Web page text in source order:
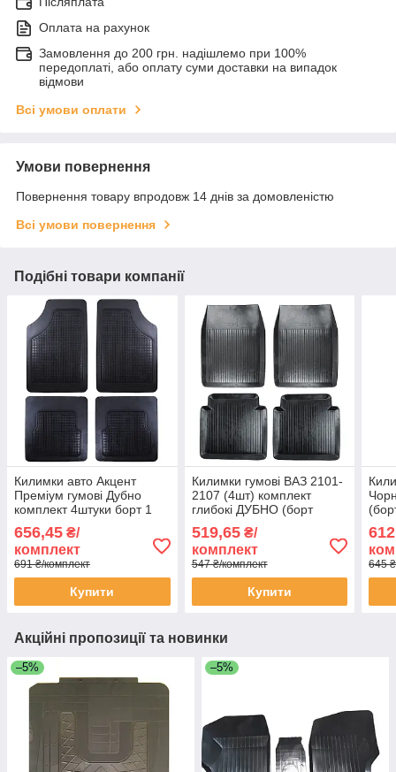
Оплата на рахунок
Замовлення до 200 грн. надішлемо при 100%
передоплаті, або оплату суми доставки на випадок
відмови
Всі умови оплати
Умови повернення
Повернення товару впродовж 14 днів за домовленістю
Всі умови повернення
Подібні товари компанії
Килимки авто Акцент
Преміум гумові Дубно
комплект 4штуки борт 1
656,45 ₴/
комплект
691 ₴/комплект
Купити
Килимки гумові ВАЗ 2101-
2107 (4шт) комплект
глибокі ДУБНО (борт
519,65₴/
комплект
547 ₴/комплект
Купити
645
Акційні пропозиції та новинки
–5% –5%